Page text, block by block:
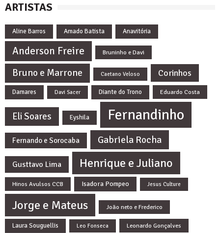
ARTISTAS
Aline Barros Amado Batista Anavitória
Anderson Freire Bruninho e Davi
Bruno e Marrone Caetano Veloso Corinhos
Damares Davi Sacer Diante do Trono Eduardo Costa
Eli Soares Eyshila Fernandinho
Fernando e Sorocaba Gabriela Rocha
Gusttavo Lima Henrique e Juliano
Hinos Avulsos CCB Isadora Pompeo Jesus Culture
Jorge e Mateus João neto e Frederico
Laura Souguellis Leo Fonseca Leonardo Gonçalves